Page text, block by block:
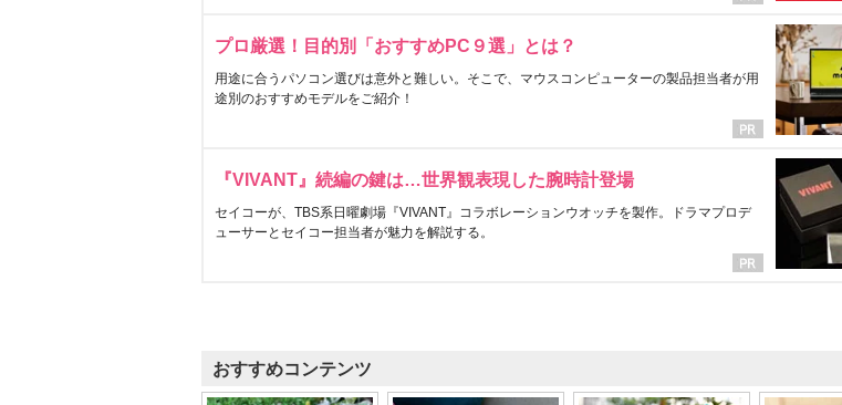
プロ厳選！目的別「おすすめPC９選」とは？
用途に合うパソコン選びは意外と難しい。そこで、マウスコンピューターの製品担当者が用
途別のおすすめモデルをご紹介！
『VIVANT』続編の鍵は…世界観表現した腕時計登場
セイコーが、TBS系日曜劇場『VIVANT』コラボレーションウオッチを製作。ドラマプロデ
ューサーとセイコー担当者が魅力を解説する。
おすすめコンテンツ